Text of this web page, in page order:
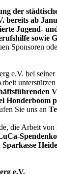
der
bereits ab
Jugend-
sowie
Sponsoren
e.V. bei
Honderboom
Sie uns an
die Arbeit
Sparkasse
e.V.